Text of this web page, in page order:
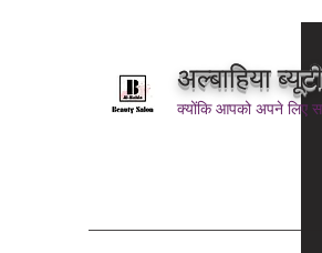
अल्बाहिया
क्योंकि आपको अपने लिए